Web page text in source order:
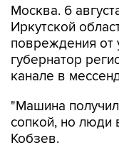
Москва. 6
Иркутской
повреждения от
губернатор
канале в
"Машина
сопкой, но люди
Кобзев.